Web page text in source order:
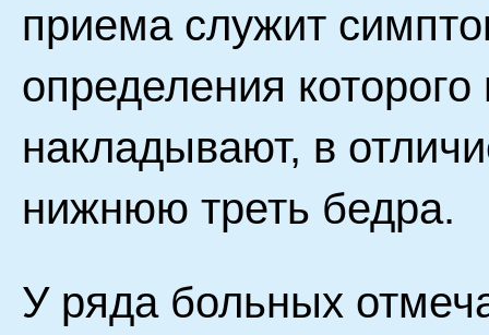
приема служит
определения
накладывают, в
нижнюю треть бедра.
У ряда больных